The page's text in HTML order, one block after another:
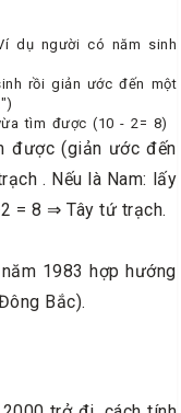
dụ người có năm sinh
rồi giản ước đến một
tìm được (10 - 2= 8)
được (giản ước đến
. Nếu là Nam: lấy
= 8 ⇒ Tây tứ trạch.
1983 hợp hướng
Bắc).